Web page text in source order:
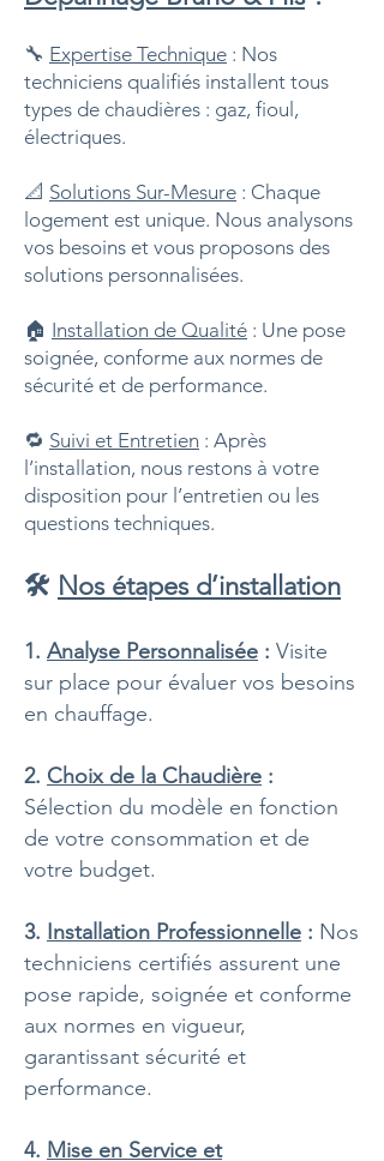
🔧 Expertise Technique : Nos
techniciens qualifiés installent tous
types de chaudières : gaz, fioul,
électriques.
📐 Solutions Sur-Mesure : Chaque
logement est unique. Nous analysons
vos besoins et vous proposons des
solutions personnalisées.
🏠 Installation de Qualité : Une pose
soignée, conforme aux normes de
sécurité et de performance.
🔁 Suivi et Entretien : Après
l’installation, nous restons à votre
disposition pour l’entretien ou les
questions techniques.
🛠️ Nos étapes d’installation
1. Analyse Personnalisée : Visite
sur place pour évaluer vos besoins
en chauffage.
2. Choix de la Chaudière :
Sélection du modèle en fonction
de votre consommation et de
votre budget.
3. Installation Professionnelle : Nos
techniciens certifiés assurent une
pose rapide, soignée et conforme
aux normes en vigueur,
garantissant sécurité et
performance.
4. Mise en Service et